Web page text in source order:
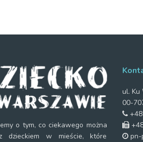
o tym, co ciekawego można
dzieckiem w mieście, które
ul. Ku
00-
+48
pn-